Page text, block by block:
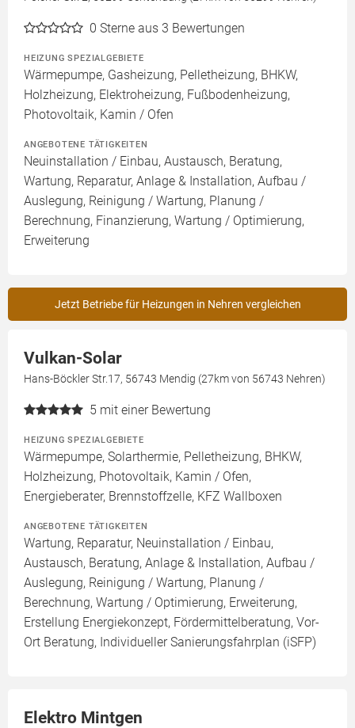
0 Sterne aus 3 Bewertungen
HEIZUNG SPEZIALGEBIETE
Wärmepumpe, Gasheizung, Pelletheizung, BHKW,
Holzheizung, Elektroheizung, Fußbodenheizung,
Photovoltaik, Kamin / Ofen
ANGEBOTENE TÄTIGKEITEN
Neuinstallation / Einbau, Austausch, Beratung,
Wartung, Reparatur, Anlage & Installation, Aufbau /
Auslegung, Reinigung / Wartung, Planung /
Berechnung, Finanzierung, Wartung / Optimierung,
Erweiterung
Jetzt Betriebe für Heizungen in Nehren vergleichen
Vulkan-Solar
Hans-Böckler Str.17, 56743 Mendig (27km von 56743 Nehren)
5 mit einer Bewertung
HEIZUNG SPEZIALGEBIETE
Wärmepumpe, Solarthermie, Pelletheizung, BHKW,
Holzheizung, Photovoltaik, Kamin / Ofen,
Energieberater, Brennstoffzelle, KFZ Wallboxen
ANGEBOTENE TÄTIGKEITEN
Wartung, Reparatur, Neuinstallation / Einbau,
Austausch, Beratung, Anlage & Installation, Aufbau /
Auslegung, Reinigung / Wartung, Planung /
Berechnung, Wartung / Optimierung, Erweiterung,
Erstellung Energiekonzept, Fördermittelberatung, Vor-
Ort Beratung, Individueller Sanierungsfahrplan (iSFP)
Elektro Mintgen